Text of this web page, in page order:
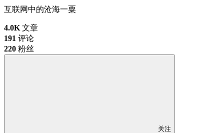
互联网中的沧海一粟
4.0K 文章
191 评论
220 粉丝
关注